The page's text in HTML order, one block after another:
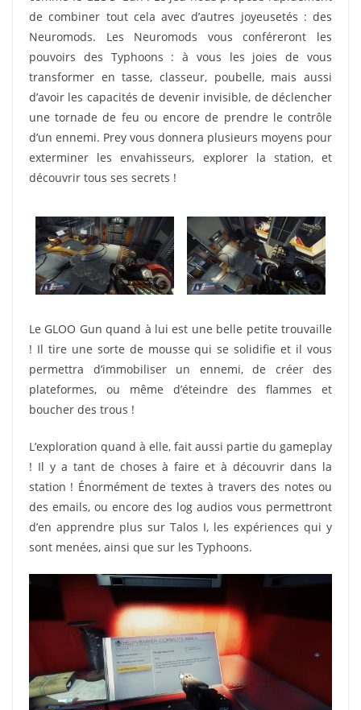
de combiner tout cela avec d’autres joyeusetés : des
Neuromods. Les Neuromods vous conféreront les
pouvoirs des Typhoons : à vous les joies de vous
transformer en tasse, classeur, poubelle, mais aussi
d’avoir les capacités de devenir invisible, de déclencher
une tornade de feu ou encore de prendre le contrôle
d’un ennemi. Prey vous donnera plusieurs moyens pour
exterminer les envahisseurs, explorer la station, et
découvrir tous ses secrets !
Le GLOO Gun quand à lui est une belle petite trouvaille
! Il tire une sorte de mousse qui se solidifie et il vous
permettra d’immobiliser un ennemi, de créer des
plateformes, ou même d’éteindre des flammes et
boucher des trous !
L’exploration quand à elle, fait aussi partie du gameplay
! Il y a tant de choses à faire et à découvrir dans la
station ! Énormément de textes à travers des notes ou
des emails, ou encore des log audios vous permettront
d’en apprendre plus sur Talos I, les expériences qui y
sont menées, ainsi que sur les Typhoons.